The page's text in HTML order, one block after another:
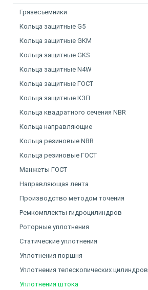
Грязесъемники
Кольца защитные G5
Кольца защитные GKM
Кольца защитные GKS
Кольца защитные N4W
Кольца защитные ГОСТ
Кольца защитные КЗП
Кольца квадратного сечения NBR
Кольца направляющие
Кольца резиновые NBR
Кольца резиновые ГОСТ
Манжеты ГОСТ
Направляющая лента
Производство методом точения
Ремкомплекты гидроцилиндров
Роторные уплотнения
Статические уплотнения
Уплотнения поршня
Уплотнения телескопических цилиндров
Уплотнения штока